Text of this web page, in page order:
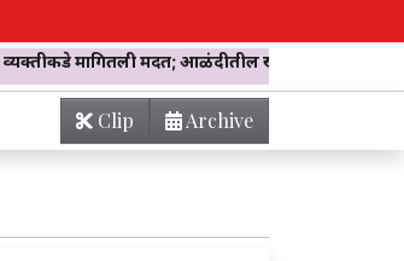
मदत; आळंदीतील खोलीवर नेताच झाला
Archive
Clip